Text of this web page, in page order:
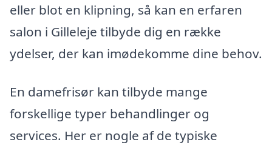
eller blot en klipning, så kan en erfaren
salon i Gilleleje tilbyde dig en række
ydelser, der kan imødekomme dine behov.
En damefrisør kan tilbyde mange
forskellige typer behandlinger og
services. Her er nogle af de typiske